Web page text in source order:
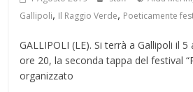
Gallipoli, Il Raggio Verde, Poeticamente
GALLIPOLI (LE). Si terrà a Gallipoli il
ore 20, la seconda tappa del festival
organizzato